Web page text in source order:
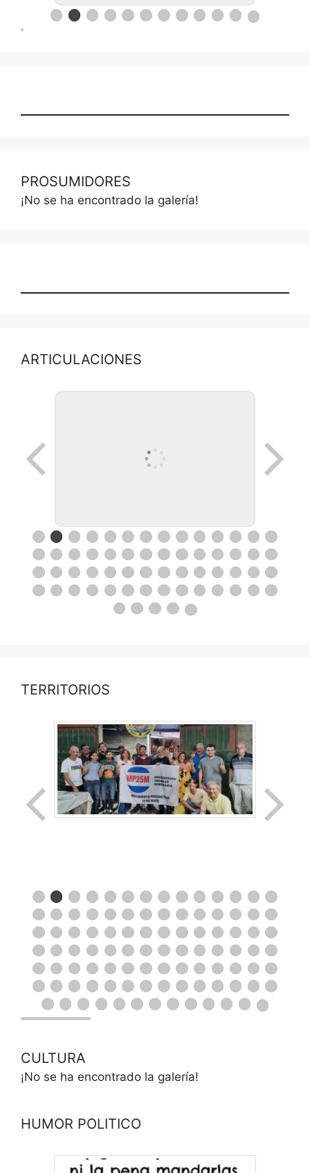
PROSUMIDORES
¡No se ha encontrado la galería!
ARTICULACIONES
TERRITORIOS
CULTURA
¡No se ha encontrado la galería!
HUMOR POLITICO